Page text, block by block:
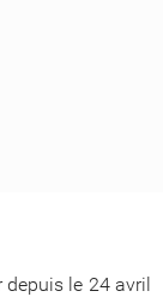
depuis le 24 avril